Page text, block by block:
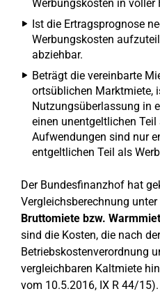
Werbungskosten in voller
Ist die Ertragsprognose
Werbungskosten
abziehbar.
Beträgt die vereinbarte
ortsüblichen Marktmiete,
Nutzungsüberlassung in
einen unentgeltlichen
Aufwendungen sind nur
entgeltlichen Teil als
Der Bundesfinanzhof hat
Vergleichsberechnung unter
Bruttomiete bzw.
sind die Kosten, die nach der
Betriebskostenverordnung
vergleichbaren Kaltmiete
vom 10.5.2016, IX R 44/15).